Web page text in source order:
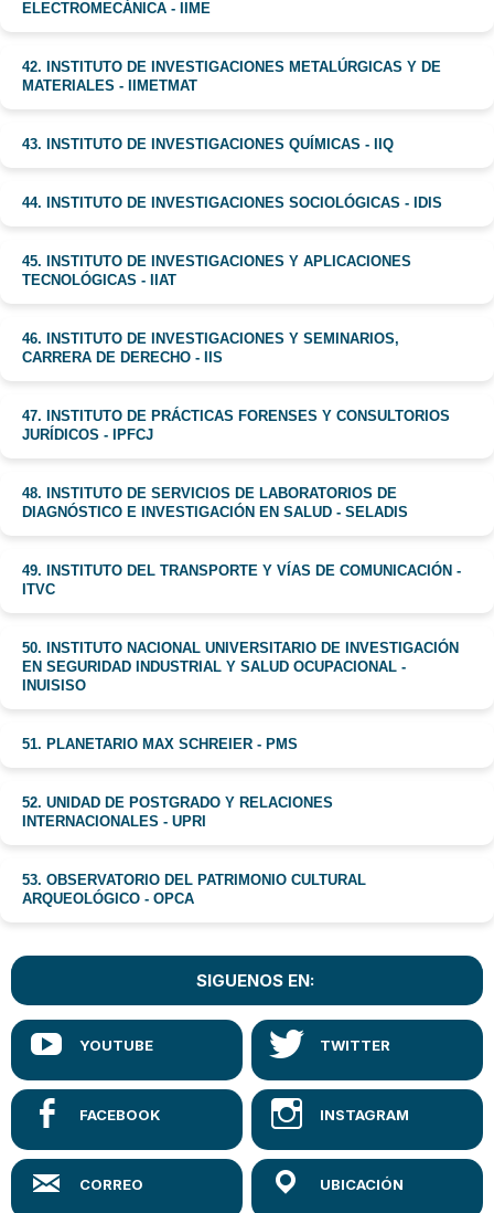
ELECTROMECÁNICA - IIME
42. INSTITUTO DE INVESTIGACIONES METALÚRGICAS Y DE
MATERIALES - IIMETMAT
43. INSTITUTO DE INVESTIGACIONES QUÍMICAS - IIQ
44. INSTITUTO DE INVESTIGACIONES SOCIOLÓGICAS - IDIS
45. INSTITUTO DE INVESTIGACIONES Y APLICACIONES
TECNOLÓGICAS - IIAT
46. INSTITUTO DE INVESTIGACIONES Y SEMINARIOS,
CARRERA DE DERECHO - IIS
47. INSTITUTO DE PRÁCTICAS FORENSES Y CONSULTORIOS
JURÍDICOS - IPFCJ
48. INSTITUTO DE SERVICIOS DE LABORATORIOS DE
DIAGNÓSTICO E INVESTIGACIÓN EN SALUD - SELADIS
49. INSTITUTO DEL TRANSPORTE Y VÍAS DE COMUNICACIÓN -
ITVC
50. INSTITUTO NACIONAL UNIVERSITARIO DE INVESTIGACIÓN
EN SEGURIDAD INDUSTRIAL Y SALUD OCUPACIONAL -
INUISISO
51. PLANETARIO MAX SCHREIER - PMS
52. UNIDAD DE POSTGRADO Y RELACIONES
INTERNACIONALES - UPRI
53. OBSERVATORIO DEL PATRIMONIO CULTURAL
ARQUEOLÓGICO - OPCA
SIGUENOS EN: